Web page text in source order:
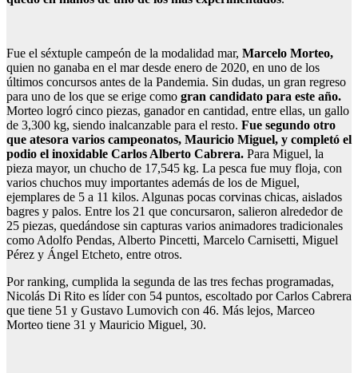
Fue el séxtuple campeón de la modalidad mar, Marcelo Morteo,
quien no ganaba en el mar desde enero de 2020, en uno de los
últimos concursos antes de la Pandemia. Sin dudas, un gran regreso
para uno de los que se erige como gran candidato para este año.
Morteo logró cinco piezas, ganador en cantidad, entre ellas, un gallo
de 3,300 kg, siendo inalcanzable para el resto. Fue segundo otro
que atesora varios campeonatos, Mauricio Miguel, y completó el
podio el inoxidable Carlos Alberto Cabrera. Para Miguel, la
pieza mayor, un chucho de 17,545 kg. La pesca fue muy floja, con
varios chuchos muy importantes además de los de Miguel,
ejemplares de 5 a 11 kilos. Algunas pocas corvinas chicas, aislados
bagres y palos. Entre los 21 que concursaron, salieron alrededor de
25 piezas, quedándose sin capturas varios animadores tradicionales
como Adolfo Pendas, Alberto Pincetti, Marcelo Carnisetti, Miguel
Pérez y Ángel Etcheto, entre otros.
Por ranking, cumplida la segunda de las tres fechas programadas,
Nicolás Di Rito es líder con 54 puntos, escoltado por Carlos Cabrera
que tiene 51 y Gustavo Lumovich con 46. Más lejos, Marceo
Morteo tiene 31 y Mauricio Miguel, 30.